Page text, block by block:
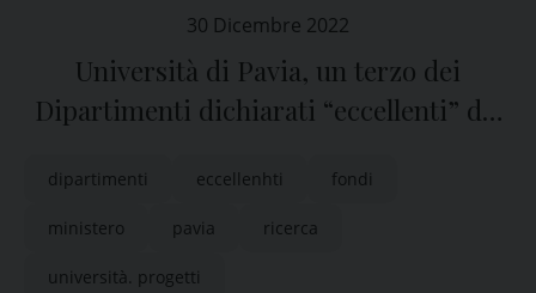
30 Dicembre 2022
Università di Pavia, un terzo dei
Dipartimenti dichiarati “eccellenti” dal
dipartimenti eccellenhti fondi
ministero pavia ricerca
università. progetti